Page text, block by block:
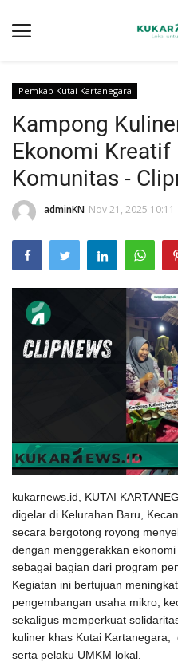
Home
Pedoman Pemberitaan
Pemberitaan Media Siber
Ragam
Advertorial
Pemkab Kutai Kartanegara
Kampong
Ekonomi Kreatif
Komunitas -
adminKN Nov 21, 2025 10:11
kukarnews.id, KUTAI
digelar di Kelurahan Baru,
secara bergotong royong
dengan menggerakkan
sebagai bagian dari program
Kegiatan ini bertujuan
pengembangan usaha mikro,
sekaligus memperkuat
kuliner khas Kutai Kartanegara,
serta pelaku UMKM lokal.